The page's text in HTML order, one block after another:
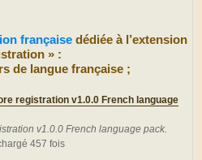
française dédiée à l’extension
» :
de langue française ;
registration v1.0.0 French language
v1.0.0 French language pack.
457 fois